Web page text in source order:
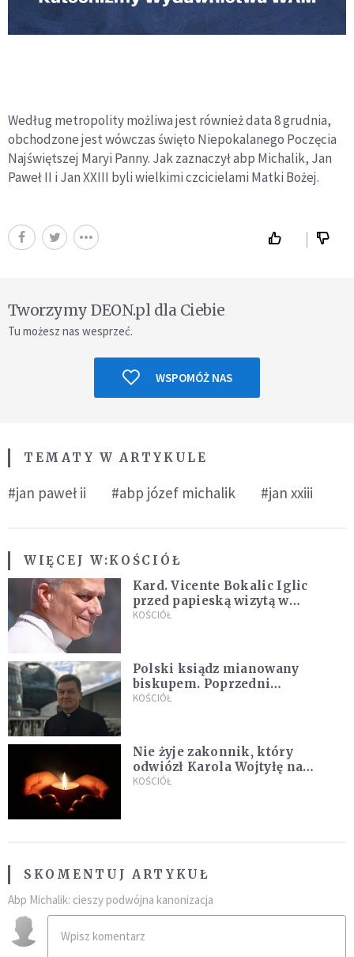
Według metropolity możliwa jest również data 8 grudnia,
obchodzone jest wówczas święto Niepokalanego Poczęcia
Najświętszej Maryi Panny. Jak zaznaczył abp Michalik, Jan
Paweł II i Jan XXIII byli wielkimi czcicielami Matki Bożej.
Tworzymy DEON.pl dla Ciebie
Tu możesz nas wesprzeć.
WSPOMÓŻ NAS
TEMATY W ARTYKULE
#jan paweł ii #abp józef michalik #jan xxiii
WIĘCEJ W:KOŚCIÓŁ
Kard. Vicente Bokalic Iglic
przed papieską wizytą w
Argentynie: Nasz pokorny lud
KOŚCIÓŁ
Polski ksiądz mianowany
biskupem. Poprzedni
ordynariusz zrezygnował
KOŚCIÓŁ
Nie żyje zakonnik, który
odwiózł Karola Wojtyłę na
konklawe. Jan Paweł II nazywał
KOŚCIÓŁ
SKOMENTUJ ARTYKUŁ
Abp Michalik: cieszy podwójna kanonizacja